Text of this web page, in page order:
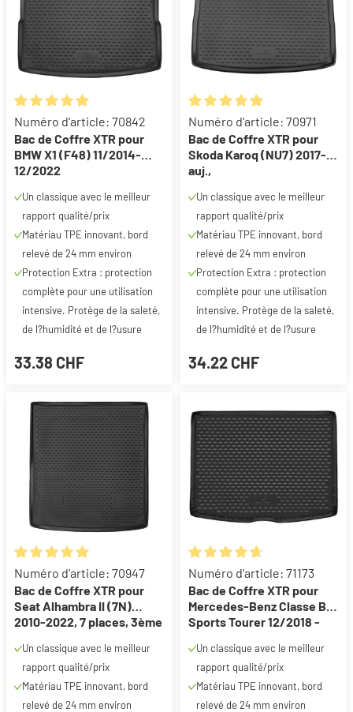
Note moyenne de 4.89 sur 5 étoiles
Numéro d'article: 70842
Bac de Coffre XTR pour
BMW X1 (F48) 11/2014-
12/2022
Un classique avec le meilleur
rapport qualité/prix
Matériau TPE innovant, bord
relevé de 24 mm environ
Protection Extra : protection
complète pour une utilisation
intensive. Protège de la saleté,
de l?humidité et de l?usure
33.38 CHF
Note moyenne de 4.93 sur 5
Numéro d'article: 70971
Bac de Coffre XTR pour
Skoda Karoq (NU7) 2017-
auj.,
Un classique avec le meilleur
rapport qualité/prix
Matériau TPE innovant, bord
relevé de 24 mm environ
Protection Extra : protection
complète pour une utilisation
intensive. Protège de la saleté,
de l?humidité et de l?usure
34.22 CHF
Note moyenne de 4.89 sur 5 étoiles
Numéro d'article: 70947
Bac de Coffre XTR pour
Seat Alhambra II (7N)
2010-2022, 7 places, 3ème
Un classique avec le meilleur
rapport qualité/prix
Matériau TPE innovant, bord
relevé de 24 mm environ
Note moyenne de 4.83 sur 5
Numéro d'article: 71173
Bac de Coffre XTR pour
Mercedes-Benz Classe B
Sports Tourer 12/2018 -
Un classique avec le meilleur
rapport qualité/prix
Matériau TPE innovant, bord
relevé de 24 mm environ